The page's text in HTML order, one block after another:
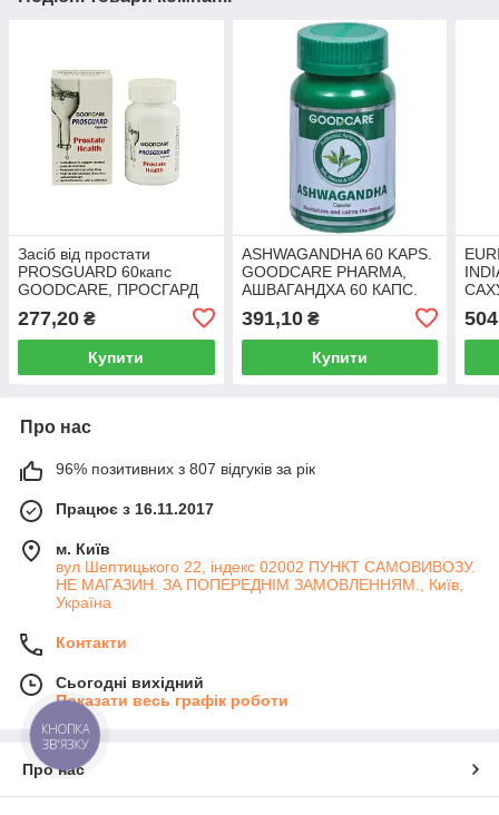
Засіб від простати
PROSGUARD 60капс
GOODCARE, ПРОСГАРД
для підвищення імунітету
та підняття гемоглобіну
277,20 ₴
Купити
ASHWAGANDHA 60 KAPS.
GOODCARE PHARMA,
АШВАГАНДХА 60 КАПС.
391,10₴
Купити
Про нас
96% позитивних з 807 відгуків за рік
Працює з 16.11.2017
м. Київ
вул Шептицького 22, індекс 02002 ПУНКТ САМОВИВОЗУ.
НЕ МАГАЗИН. ЗА ПОПЕРЕДНІМ ЗАМОВЛЕННЯМ., Київ,
Україна
Контакти
Сьогодні вихідний
Показати весь графік роботи
Про нас
КНОПКА
ЗВ'ЯЗКУ